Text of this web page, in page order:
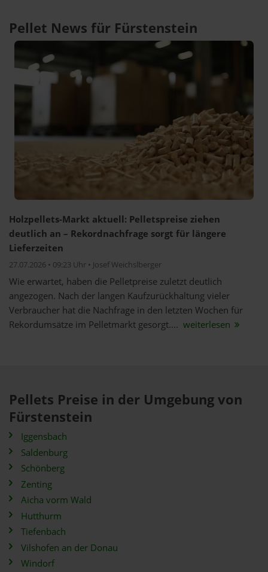
Pellet News für Fürstenstein
Holzpellets-Markt aktuell: Pelletspreise ziehen
deutlich an – Rekordnachfrage sorgt für längere
Lieferzeiten
27.07.2026 • 09:23 Uhr • Josef Weichslberger
Wie erwartet, haben die Pelletpreise zuletzt deutlich
angezogen. Nach der langen Kaufzurückhaltung vieler
Verbraucher hat die Nachfrage in den letzten Wochen für
Rekordumsätze im Pelletmarkt gesorgt.... weiterlesen
Pellets Preise in der Umgebung von
Fürstenstein
Iggensbach
Saldenburg
Schönberg
Zenting
Aicha vorm Wald
Hutthurm
Tiefenbach
Vilshofen an der Donau
Windorf